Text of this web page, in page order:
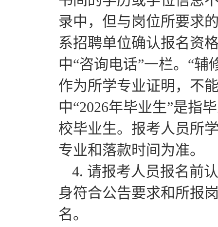
录中，但与岗位所要求
系招聘单位确认报名资
中“咨询电话”一栏。“辅
作为所学专业证明，不
中“2026年毕业生”是指
校毕业生。报考人员所
专业和落款时间为准。
4. 请报考人员报名前
身符合公告要求和所报
名。